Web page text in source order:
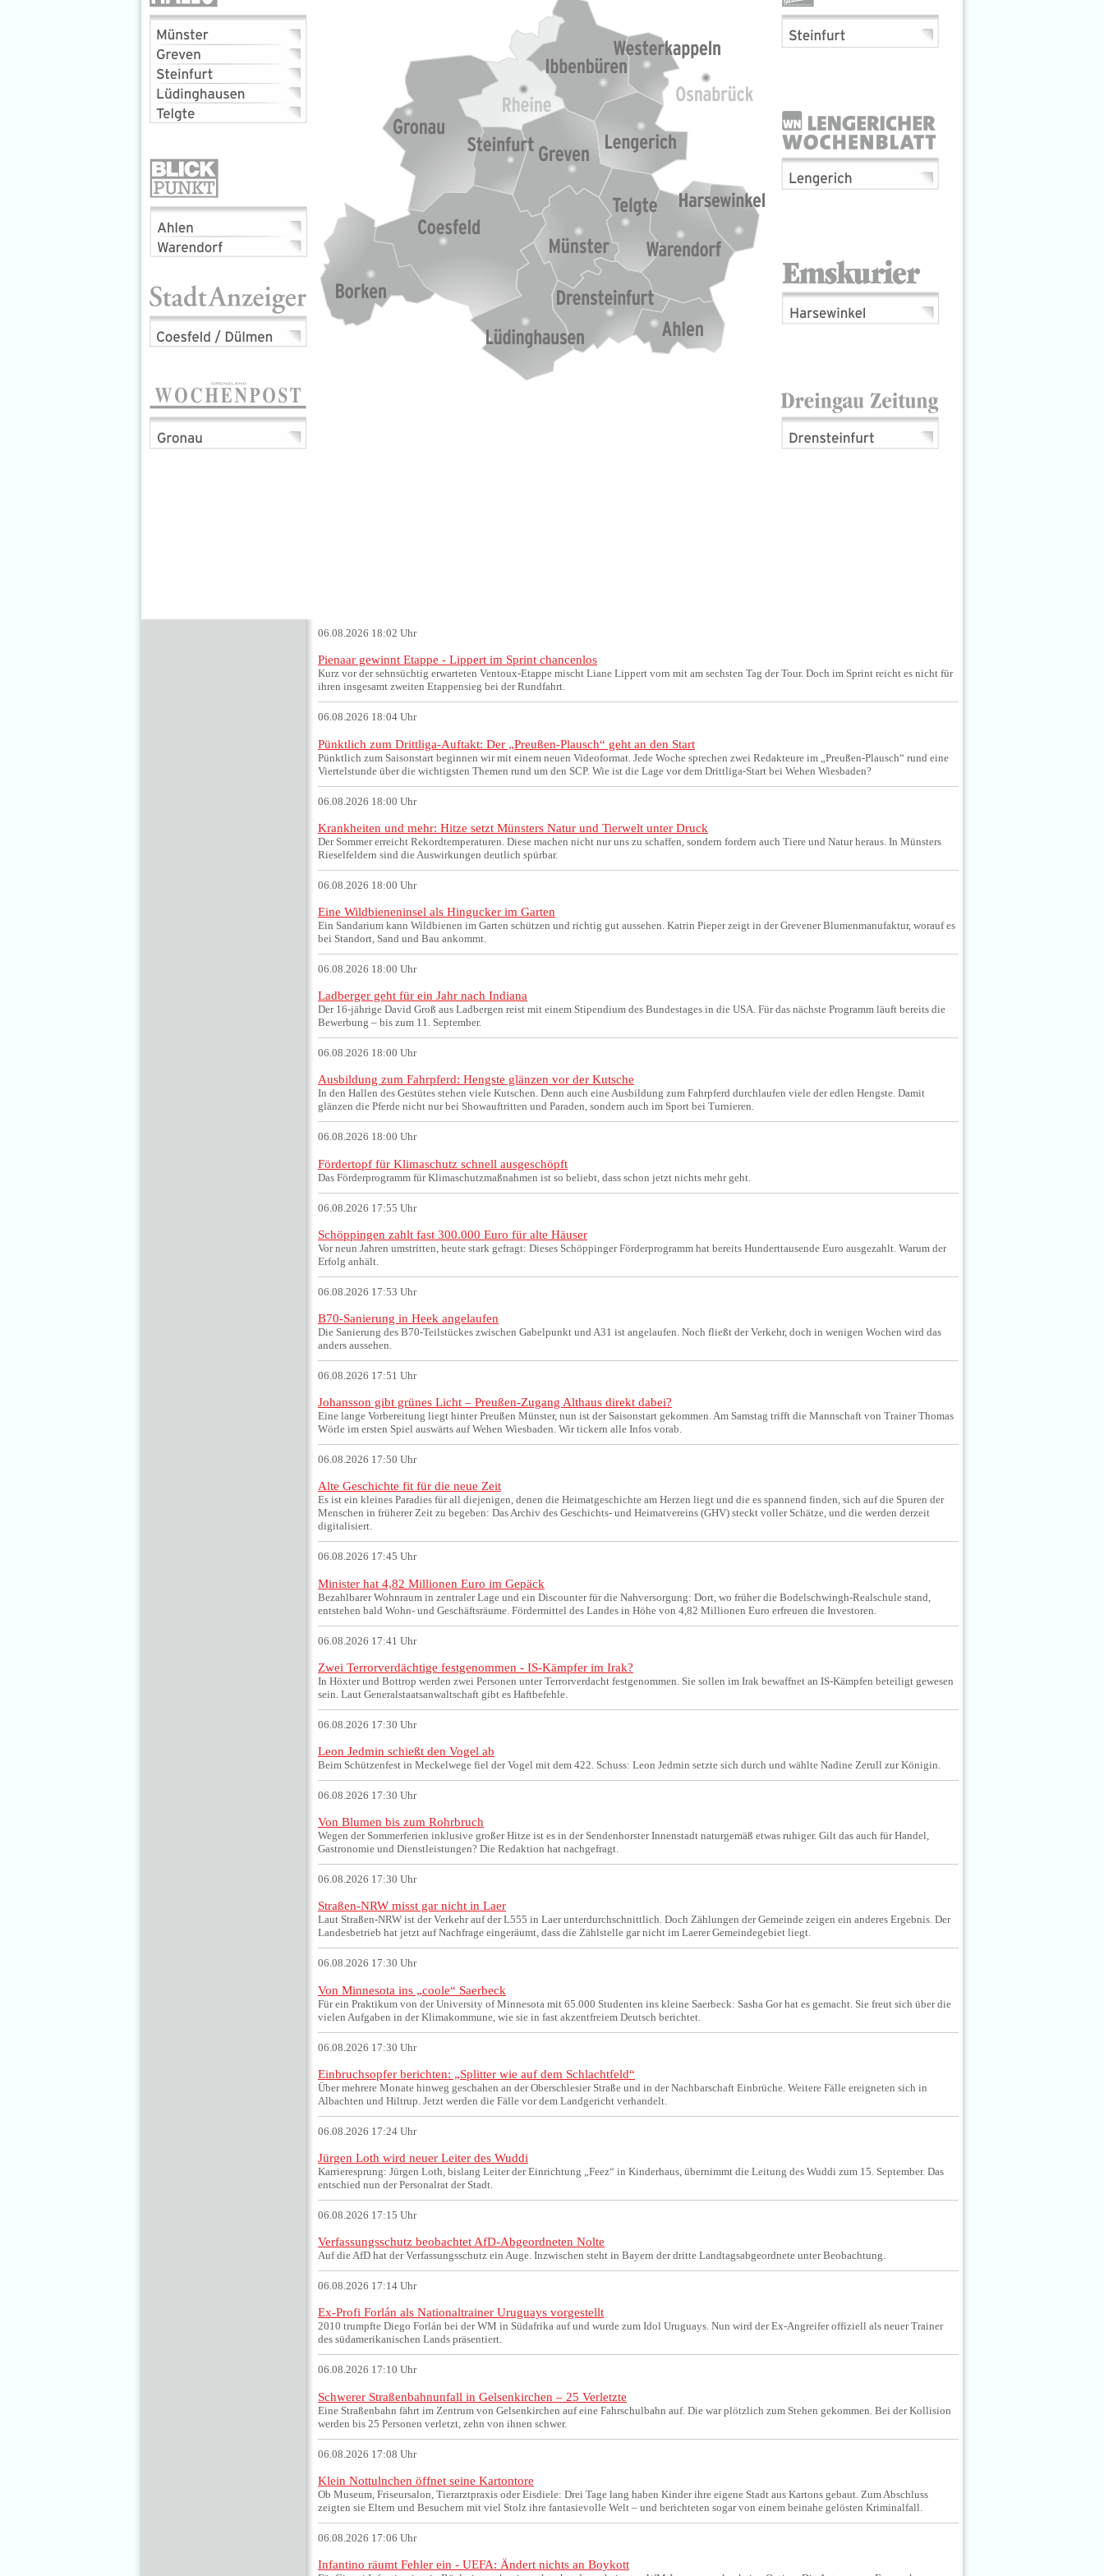
06.08.2026 18:02 Uhr
Pienaar gewinnt Etappe - Lippert im Sprint chancenlos
Kurz vor der sehnsüchtig erwarteten Ventoux-Etappe mischt Liane Lippert vorn mit am sechsten Tag der Tour. Doch im Sprint reicht es nicht für
ihren insgesamt zweiten Etappensieg bei der Rundfahrt.
06.08.2026 18:04 Uhr
Pünktlich zum Drittliga-Auftakt: Der „Preußen-Plausch“ geht an den Start
Pünktlich zum Saisonstart beginnen wir mit einem neuen Videoformat. Jede Woche sprechen zwei Redakteure im „Preußen-Plausch“ rund eine
Viertelstunde über die wichtigsten Themen rund um den SCP. Wie ist die Lage vor dem Drittliga-Start bei Wehen Wiesbaden?
06.08.2026 18:00 Uhr
Krankheiten und mehr: Hitze setzt Münsters Natur und Tierwelt unter Druck
Der Sommer erreicht Rekordtemperaturen. Diese machen nicht nur uns zu schaffen, sondern fordern auch Tiere und Natur heraus. In Münsters
Rieselfeldern sind die Auswirkungen deutlich spürbar.
06.08.2026 18:00 Uhr
Eine Wildbieneninsel als Hingucker im Garten
Ein Sandarium kann Wildbienen im Garten schützen und richtig gut aussehen. Katrin Pieper zeigt in der Grevener Blumenmanufaktur, worauf es
bei Standort, Sand und Bau ankommt.
06.08.2026 18:00 Uhr
Ladberger geht für ein Jahr nach Indiana
Der 16-jährige David Groß aus Ladbergen reist mit einem Stipendium des Bundestages in die USA. Für das nächste Programm läuft bereits die
Bewerbung – bis zum 11. September.
06.08.2026 18:00 Uhr
Ausbildung zum Fahrpferd: Hengste glänzen vor der Kutsche
In den Hallen des Gestütes stehen viele Kutschen. Denn auch eine Ausbildung zum Fahrpferd durchlaufen viele der edlen Hengste. Damit
glänzen die Pferde nicht nur bei Showauftritten und Paraden, sondern auch im Sport bei Turnieren.
06.08.2026 18:00 Uhr
Fördertopf für Klimaschutz schnell ausgeschöpft
Das Förderprogramm für Klimaschutzmaßnahmen ist so beliebt, dass schon jetzt nichts mehr geht.
06.08.2026 17:55 Uhr
Schöppingen zahlt fast 300.000 Euro für alte Häuser
Vor neun Jahren umstritten, heute stark gefragt: Dieses Schöppinger Förderprogramm hat bereits Hunderttausende Euro ausgezahlt. Warum der
Erfolg anhält.
06.08.2026 17:53 Uhr
B70-Sanierung in Heek angelaufen
Die Sanierung des B70-Teilstückes zwischen Gabelpunkt und A31 ist angelaufen. Noch fließt der Verkehr, doch in wenigen Wochen wird das
anders aussehen.
06.08.2026 17:51 Uhr
Johansson gibt grünes Licht – Preußen-Zugang Althaus direkt dabei?
Eine lange Vorbereitung liegt hinter Preußen Münster, nun ist der Saisonstart gekommen. Am Samstag trifft die Mannschaft von Trainer Thomas
Wörle im ersten Spiel auswärts auf Wehen Wiesbaden. Wir tickern alle Infos vorab.
06.08.2026 17:50 Uhr
Alte Geschichte fit für die neue Zeit
Es ist ein kleines Paradies für all diejenigen, denen die Heimatgeschichte am Herzen liegt und die es spannend finden, sich auf die Spuren der
Menschen in früherer Zeit zu begeben: Das Archiv des Geschichts- und Heimatvereins (GHV) steckt voller Schätze, und die werden derzeit
digitalisiert.
06.08.2026 17:45 Uhr
Minister hat 4,82 Millionen Euro im Gepäck
Bezahlbarer Wohnraum in zentraler Lage und ein Discounter für die Nahversorgung: Dort, wo früher die Bodelschwingh-Realschule stand,
entstehen bald Wohn- und Geschäftsräume. Fördermittel des Landes in Höhe von 4,82 Millionen Euro erfreuen die Investoren.
06.08.2026 17:41 Uhr
Zwei Terrorverdächtige festgenommen - IS-Kämpfer im Irak?
In Höxter und Bottrop werden zwei Personen unter Terrorverdacht festgenommen. Sie sollen im Irak bewaffnet an IS-Kämpfen beteiligt gewesen
sein. Laut Generalstaatsanwaltschaft gibt es Haftbefehle.
06.08.2026 17:30 Uhr
Leon Jedmin schießt den Vogel ab
Beim Schützenfest in Meckelwege fiel der Vogel mit dem 422. Schuss: Leon Jedmin setzte sich durch und wählte Nadine Zerull zur Königin.
06.08.2026 17:30 Uhr
Von Blumen bis zum Rohrbruch
Wegen der Sommerferien inklusive großer Hitze ist es in der Sendenhorster Innenstadt naturgemäß etwas ruhiger. Gilt das auch für Handel,
Gastronomie und Dienstleistungen? Die Redaktion hat nachgefragt.
06.08.2026 17:30 Uhr
Straßen-NRW misst gar nicht in Laer
Laut Straßen-NRW ist der Verkehr auf der L555 in Laer unterdurchschnittlich. Doch Zählungen der Gemeinde zeigen ein anderes Ergebnis. Der
Landesbetrieb hat jetzt auf Nachfrage eingeräumt, dass die Zählstelle gar nicht im Laerer Gemeindegebiet liegt.
06.08.2026 17:30 Uhr
Von Minnesota ins „coole“ Saerbeck
Für ein Praktikum von der University of Minnesota mit 65.000 Studenten ins kleine Saerbeck: Sasha Gor hat es gemacht. Sie freut sich über die
vielen Aufgaben in der Klimakommune, wie sie in fast akzentfreiem Deutsch berichtet.
06.08.2026 17:30 Uhr
Einbruchsopfer berichten: „Splitter wie auf dem Schlachtfeld“
Über mehrere Monate hinweg geschahen an der Oberschlesier Straße und in der Nachbarschaft Einbrüche. Weitere Fälle ereigneten sich in
Albachten und Hiltrup. Jetzt werden die Fälle vor dem Landgericht verhandelt.
06.08.2026 17:24 Uhr
Jürgen Loth wird neuer Leiter des Wuddi
Karrieresprung: Jürgen Loth, bislang Leiter der Einrichtung „Feez“ in Kinderhaus, übernimmt die Leitung des Wuddi zum 15. September. Das
entschied nun der Personalrat der Stadt.
06.08.2026 17:15 Uhr
Verfassungsschutz beobachtet AfD-Abgeordneten Nolte
Auf die AfD hat der Verfassungsschutz ein Auge. Inzwischen steht in Bayern der dritte Landtagsabgeordnete unter Beobachtung.
06.08.2026 17:14 Uhr
Ex-Profi Forlán als Nationaltrainer Uruguays vorgestellt
2010 trumpfte Diego Forlán bei der WM in Südafrika auf und wurde zum Idol Uruguays. Nun wird der Ex-Angreifer offiziell als neuer Trainer
des südamerikanischen Lands präsentiert.
06.08.2026 17:10 Uhr
Schwerer Straßenbahnunfall in Gelsenkirchen – 25 Verletzte
Eine Straßenbahn fährt im Zentrum von Gelsenkirchen auf eine Fahrschulbahn auf. Die war plötzlich zum Stehen gekommen. Bei der Kollision
werden bis 25 Personen verletzt, zehn von ihnen schwer.
06.08.2026 17:08 Uhr
Klein Nottulnchen öffnet seine Kartontore
Ob Museum, Friseursalon, Tierarztpraxis oder Eisdiele: Drei Tage lang haben Kinder ihre eigene Stadt aus Kartons gebaut. Zum Abschluss
zeigten sie Eltern und Besuchern mit viel Stolz ihre fantasievolle Welt – und berichteten sogar von einem beinahe gelösten Kriminalfall.
06.08.2026 17:06 Uhr
Infantino räumt Fehler ein - UEFA: Ändert nichts an Boykott